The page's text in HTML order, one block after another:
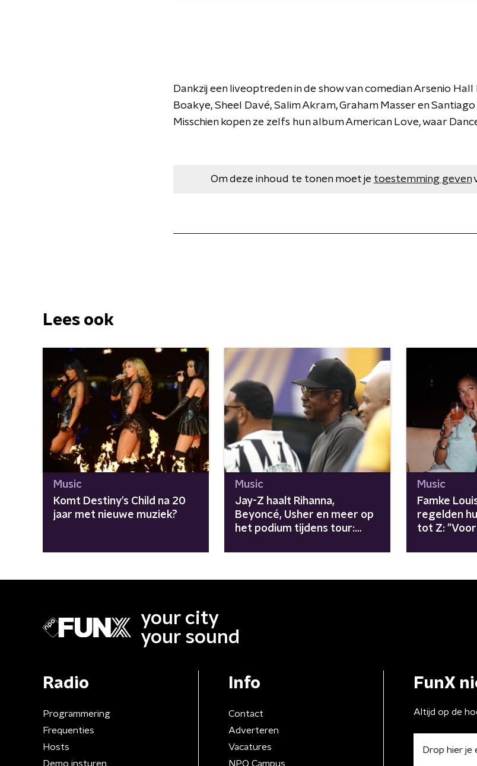
Dankzij een liveoptreden in de show van comedian Arsenio
Boakye, Sheel Davé, Salim Akram, Graham Masser en
Misschien kopen ze zelfs hun album American Love, waar
Om deze inhoud te tonen moet je toestemming geven
Lees ook
Music
Komt Destiny's Child na 20
jaar met nieuwe muziek?
Music
Jay-Z haalt Rihanna,
Beyoncé, Usher en meer op
het podium tijdens tour:
meegenomen"
Music
Famke
regelden
tot Z:
your city
your sound
Radio
Programmering
Frequenties
Hosts
Demo insturen
Info
Contact
Adverteren
Vacatures
NPO Campus
FunX
Altijd op de